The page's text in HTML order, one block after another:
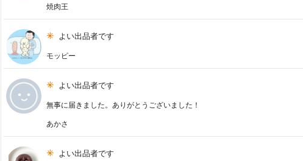
焼肉王
よい出品者です
モッピー
よい出品者です
無事に届きました。ありがとうございました！
あかさ
よい出品者です